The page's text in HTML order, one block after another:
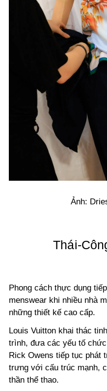
Ảnh:
Thái-
Phong cách thực dụng
menswear khi nhiều nhà
những thiết kế cao cấp.
Louis Vuitton khai thác
trình, đưa các yếu tố
Rick Owens tiếp tục phát
trưng với cấu trúc mạnh,
thần thể thao.